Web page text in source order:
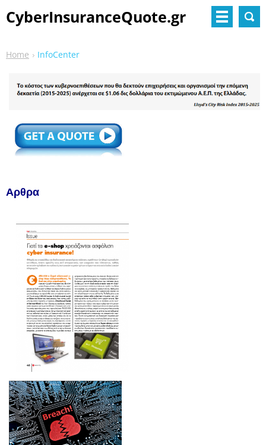
CyberInsuranceQuote.gr
Home InfoCenter
Αρθρα